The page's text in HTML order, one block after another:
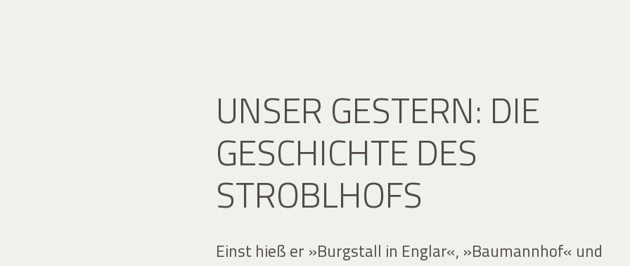
UNSER GESTERN: DIE
GESCHICHTE DES
STROBLHOFS
Einst hieß er »Burgstall in Englar«, »Baumannhof« und